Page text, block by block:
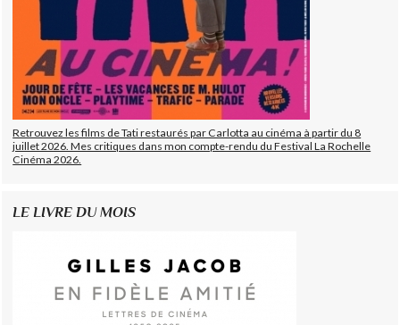
Retrouvez les films de Tati restaurés par Carlotta au cinéma à partir du 8
juillet 2026. Mes critiques dans mon compte-rendu du Festival La Rochelle
Cinéma 2026.
LE LIVRE DU MOIS